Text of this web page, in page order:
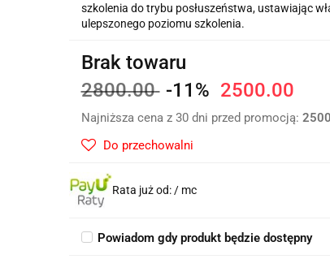
szkolenia do trybu posłuszeństwa, ustawiając
ulepszonego poziomu szkolenia.
Brak towaru
2800.00 -11% 2500.00
Najniższa cena z 30 dni przed promocją: 2500
Do przechowalni
Rata już od: / mc
Powiadom gdy produkt będzie dostępny